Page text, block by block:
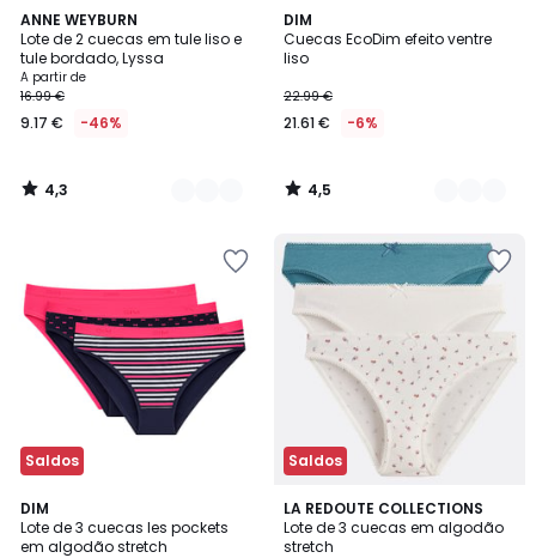
ANNE WEYBURN
Lote de 2 cuecas em tule liso e
tule bordado, Lyssa
A partir de
16.99 €
9.17 € -46%
4,3
/ 5
5
Cores
4,3
/
DIM
Cuecas EcoDim efeito ventre
liso
22.99 €
21.61 € -6%
4,5
/ 5
3
Cores
4,5
/
Saldos
DIM
Lote de 3 cuecas les pockets
em algodão stretch
4,3
/ 5
4
Cores
Saldos
LA REDOUTE COLLECTIONS
Lote de 3 cuecas em algodão
stretch
4,5
/ 5